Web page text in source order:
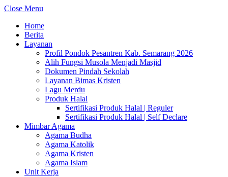
Close Menu
Home
Berita
Layanan
Profil Pondok Pesantren Kab. Semarang 2026
Alih Fungsi Musola Menjadi Masjid
Dokumen Pindah Sekolah
Layanan Bimas Kristen
Lagu Merdu
Produk Halal
Sertifikasi Produk Halal | Reguler
Sertifikasi Produk Halal | Self Declare
Mimbar Agama
Agama Budha
Agama Katolik
Agama Kristen
Agama Islam
Unit Kerja